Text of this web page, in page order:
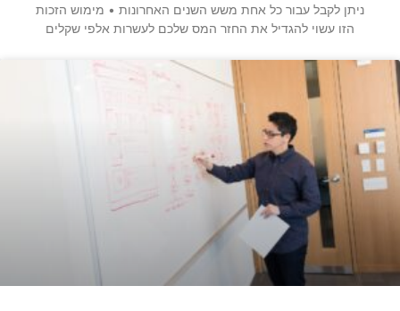
ניתן לקבל עבור כל אחת משש השנים האחרונות • מימוש הזכות
הזו עשוי להגדיל את החזר המס שלכם לעשרות אלפי שקלים